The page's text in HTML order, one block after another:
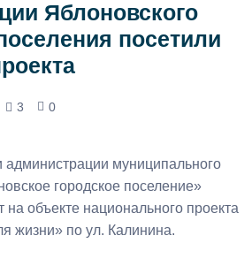
Яблоновского
посетили
3 0
администрации муниципального
городское поселение»
на объекте национального проекта
жизни» по ул. Калинина.